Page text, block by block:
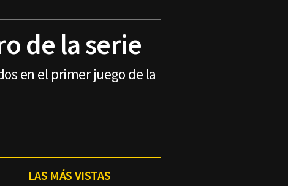
de la serie
en el primer juego de la
LAS MÁS VISTAS